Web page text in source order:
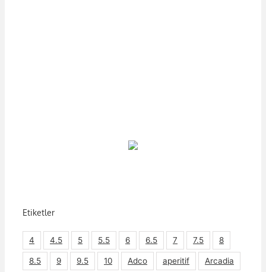
Etiketler
4 4.5 5 5.5 6 6.5 7 7.5 8
8.5 9 9.5 10 Adco aperitif Arcadia